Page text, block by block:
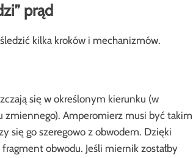
prąd
kilka kroków i mechanizmów.
się w określonym kierunku (w
zmiennego). Amperomierz musi być takim
się go szeregowo z obwodem. Dzięki
obwodu. Jeśli miernik zostałby